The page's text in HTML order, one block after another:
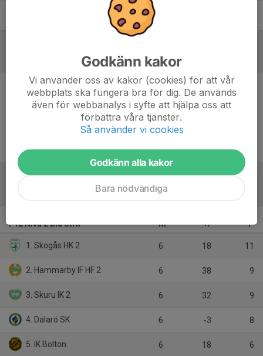
Joacim BerntssonTränare
Inget referat skrivet
F12 Nivå 2 Blå StHF M +/- P
1. Skogås HK 2 6 18 11
2. Hammarby IF HF 2 6 38 9
3. Skuru IK 2 6 32 9
4. Dalarö SK 6 -3 8
5. IK Bolton 6 18 6
Godkänn kakor
Vi använder oss av kakor (cookies) för att vår
webbplats ska fungera bra för dig. De används
även för webbanalys i syfte att hjälpa oss att
förbättra våra tjänster.
Så använder vi cookies
Godkänn alla kakor
Bara nödvändiga